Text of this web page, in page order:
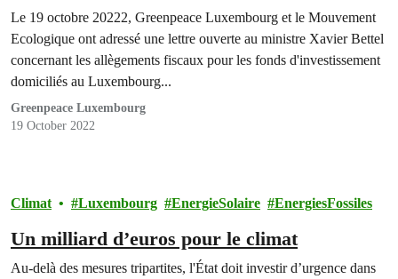
Le 19 octobre 20222, Greenpeace Luxembourg et le Mouvement
Ecologique ont adressé une lettre ouverte au ministre Xavier Bettel
concernant les allègements fiscaux pour les fonds d'investissement
domiciliés au Luxembourg...
Greenpeace Luxembourg
19 October 2022
Climat Luxembourg EnergieSolaire EnergiesFossiles
Un milliard d’euros pour le climat
Au-delà des mesures tripartites, l'État doit investir d’urgence dans